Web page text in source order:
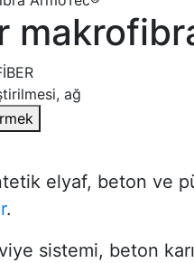
ağ
elyaf, beton ve
.
sistemi, beton